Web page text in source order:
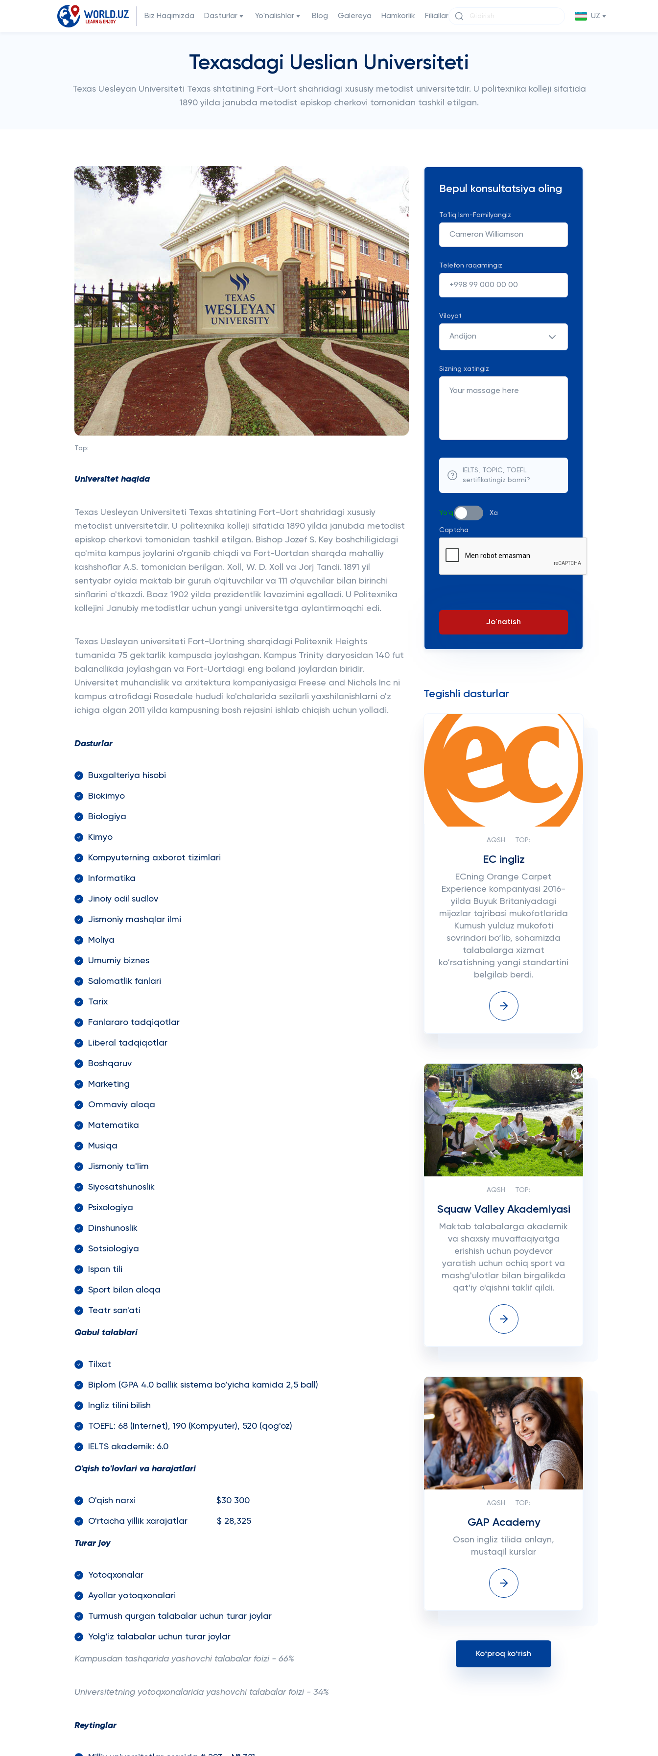
Biz Haqimizda Dasturlar Yo'nalishlar Blog Galereya Hamkorlik Filiallar UZ
Texasdagi Ueslian Universiteti
Texas Uesleyan Universiteti Texas shtatining Fort-Uort shahridagi xususiy metodist universitetdir. U politexnika kolleji sifatida
1890 yilda janubda metodist episkop cherkovi tomonidan tashkil etilgan.
Top:
Universitet haqida
Texas Uesleyan Universiteti Texas shtatining Fort-Uort shahridagi xususiy
metodist universitetdir. U politexnika kolleji sifatida 1890 yilda janubda metodist
episkop cherkovi tomonidan tashkil etilgan. Bishop Jozef S. Key boshchiligidagi
qo'mita kampus joylarini o'rganib chiqdi va Fort-Uortdan sharqda mahalliy
kashshoflar A.S. tomonidan berilgan. Xoll, W. D. Xoll va Jorj Tandi. 1891 yil
sentyabr oyida maktab bir guruh o'qituvchilar va 111 o'quvchilar bilan birinchi
sinflarini o'tkazdi. Boaz 1902 yilda prezidentlik lavozimini egalladi. U Politexnika
kollejini Janubiy metodistlar uchun yangi universitetga aylantirmoqchi edi.
Texas Uesleyan universiteti Fort-Uortning sharqidagi Politexnik Heights
tumanida 75 gektarlik kampusda joylashgan. Kampus Trinity daryosidan 140 fut
balandlikda joylashgan va Fort-Uortdagi eng baland joylardan biridir.
Universitet muhandislik va arxitektura kompaniyasiga Freese and Nichols Inc ni
kampus atrofidagi Rosedale hududi ko'chalarida sezilarli yaxshilanishlarni o'z
ichiga olgan 2011 yilda kampusning bosh rejasini ishlab chiqish uchun yolladi.
Dasturlar
Buxgalteriya hisobi
Biokimyo
Biologiya
Kimyo
Kompyuterning axborot tizimlari
Informatika
Jinoiy odil sudlov
Jismoniy mashqlar ilmi
Moliya
Umumiy biznes
Salomatlik fanlari
Tarix
Fanlararo tadqiqotlar
Liberal tadqiqotlar
Boshqaruv
Marketing
Ommaviy aloqa
Matematika
Musiqa
Jismoniy ta'lim
Siyosatshunoslik
Psixologiya
Dinshunoslik
Sotsiologiya
Ispan tili
Sport bilan aloqa
Teatr san'ati
Qabul talablari
Tilxat
Вiplom (GPA 4.0 ballik sistema bo’yicha kamida 2,5 ball)
Ingliz tilini bilish
TOEFL: 68 (Internet), 190 (Kompyuter), 520 (qog'oz)
IELTS akademik: 6.0
O'qish to'lovlari va harajatlari
O'qish narxi $30 300
O'rtacha yillik xarajatlar $ 28,325
Turar joy
Yotoqxonalar
Ayollar yotoqxonalari
Turmush qurgan talabalar uchun turar joylar
Yolg'iz talabalar uchun turar joylar
Kampusdan tashqarida yashovchi talabalar foizi - 66%
Universitetning yotoqxonalarida yashovchi talabalar foizi - 34%
Reytinglar
Bepul konsultatsiya oling
To'liq Ism-Familyangiz
Telefon raqamingiz
Viloyat
Andijon
Sizning xatingiz
IELTS, TOPIC, TOEFL
sertifikatingiz bormi?
Yo'q Xa
Captcha
Jo'natish
Tegishli dasturlar
AQSH TOP:
EC ingliz
ECning Orange Carpet
Experience kompaniyasi 2016-
yilda Buyuk Britaniyadagi
mijozlar tajribasi mukofotlarida
Kumush yulduz mukofoti
sovrindori bo‘lib, sohamizda
talabalarga xizmat
ko‘rsatishning yangi standartini
belgilab berdi.
AQSH TOP:
Squaw Valley Akademiyasi
Maktab talabalarga akademik
va shaxsiy muvaffaqiyatga
erishish uchun poydevor
yaratish uchun ochiq sport va
mashg'ulotlar bilan birgalikda
qat'iy o'qishni taklif qildi.
AQSH TOP:
GAP Academy
Oson ingliz tilida onlayn,
mustaqil kurslar
Koʻproq koʻrish